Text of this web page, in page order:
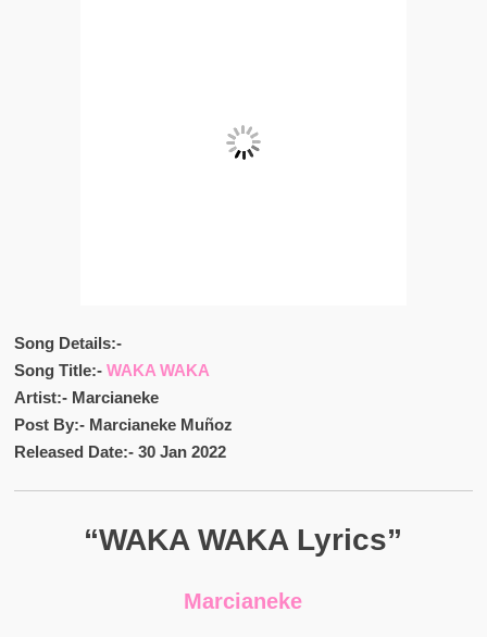
Song Details:-
Song Title:- WAKA WAKA
Artist:- Marcianeke
Post By:- Marcianeke Muñoz
Released Date:- 30 Jan 2022
“WAKA WAKA Lyrics”
Marcianeke